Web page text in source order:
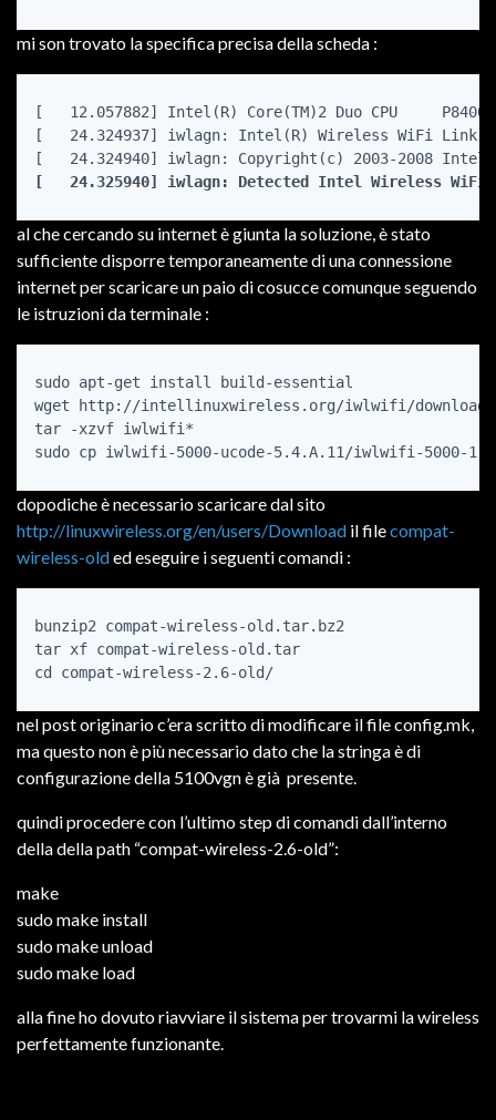
mi son trovato la specifica precisa della scheda :
[   12.057882] Intel(R) Core(TM)2 Duo CPU     P8400
[   24.324937] iwlagn: Intel(R) Wireless WiFi Link
[   24.325940] iwlagn: Detected Intel Wireless WiFi
al che cercando su internet è giunta la soluzione, è stato
sufficiente disporre temporaneamente di una connessione
internet per scaricare un paio di cosucce comunque seguendo
le istruzioni da terminale :
sudo apt-get install build-essential
wget http://intellinuxwireless.org/iwlwifi/
tar -xzvf iwlwifi*
sudo cp iwlwifi-5000-ucode-5.4.A.11/iwlwifi-5000-
dopodiche è necessario scaricare dal sito
http://linuxwireless.org/en/users/Download il filecompat-
wireless-olded eseguire i seguenti comandi :
bunzip2 compat-wireless-old.tar.bz2
tar xf compat-wireless-old.tar
cd compat-wireless-2.6-old/
nel post originario c’era scritto di modificare il file config.mk,
ma questo non è più necessario dato che la stringa è di
configurazione della 5100vgn è già presente.
quindi procedere con l’ultimo step di comandi dall’interno
della della path “compat-wireless-2.6-old”:
make
sudo make install
sudo make unload
sudo make load
alla fine ho dovuto riavviare il sistema per trovarmi la wireless
perfettamente funzionante.